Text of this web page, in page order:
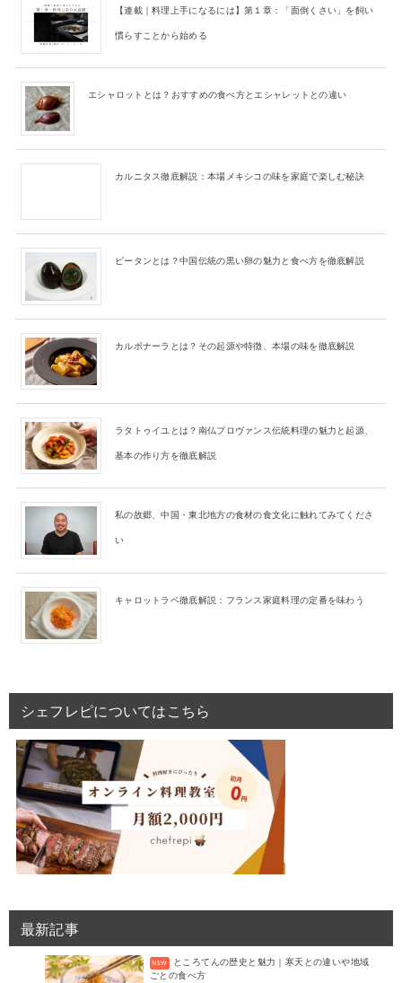
【連載｜料理上手になるには】第１章：「面倒くさい」を飼い
慣らすことから始める
エシャロットとは？おすすめの食べ方とエシャレットとの違い
カルニタス徹底解説：本場メキシコの味を家庭で楽しむ秘訣
ピータンとは？中国伝統の黒い卵の魅力と食べ方を徹底解説
カルボナーラとは？その起源や特徴、本場の味を徹底解説
ラタトゥイユとは？南仏プロヴァンス伝統料理の魅力と起源、
基本の作り方を徹底解説
私の故郷、中国・東北地方の食材の食文化に触れてみてくださ
い
キャロットラペ徹底解説：フランス家庭料理の定番を味わう
シェフレピについてはこちら
最新記事
ところてんの歴史と魅力｜寒天との違いや地域
ごとの食べ方